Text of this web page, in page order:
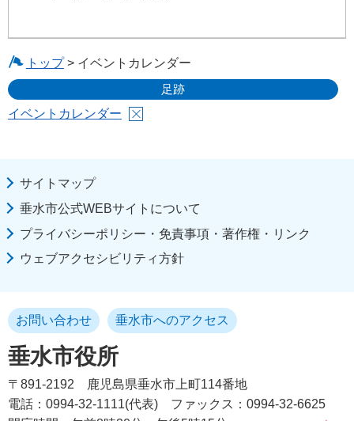
トップ> イベントカレンダー
足跡
イベントカレンダー
サイトマップ
垂水市公式WEBサイトについて
プライバシーポリシー・免責事項・著作権・リンク
ウェブアクセシビリティ方針
垂水市役所
お問い合わせ 垂水市へのアクセス
〒891-2192
鹿児島県垂水市上町114番地
電話：0994-32-1111(代表)
ファックス：0994-32-6625